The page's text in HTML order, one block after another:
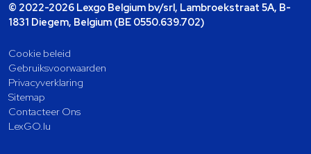
© 2022-2026 Lexgo Belgium bv/srl, Lambroekstraat 5A, B-
1831 Diegem, Belgium (BE 0550.639.702)
Cookie beleid
Gebruiksvoorwaarden
Privacyverklaring
Sitemap
Contacteer Ons
LexGO.lu